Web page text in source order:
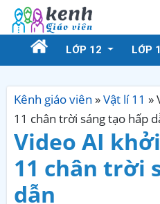
LỚP 12 LỚP
Kênh giáo viên »Vật lí 11 »
11 chân trời sáng tạo hấp
Video AI
11 chân trời
dẫn